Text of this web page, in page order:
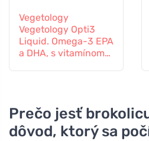
Vegetology
Vegetology Opti3
Liquid. Omega-3 EPA
a DHA, s vitamínom
Prečo jesť
dôvod, ktorý sa